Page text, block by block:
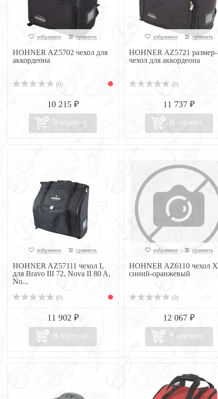
избранное сравнить
HOHNER AZ5702 чехол для
аккордеона
(0)
10 215 ₽
В корзину
избранное сравнить
HOHNER AZ5721
чехол для аккордеона
(0)
11 737 ₽
В корзину
избранное сравнить
HOHNER AZ57111 чехол L
для Bravo III 72, Nova II 80 A,
No...
(0)
11 902 ₽
В корзину
избранное сравнить
HOHNER AZ6110 чехол
синий-оранжевый
(0)
12 067 ₽
В корзину